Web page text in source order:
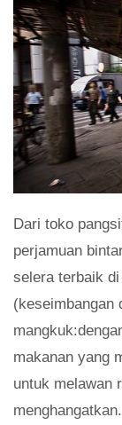
Dari toko
perjamuan
selera terbaik di
(keseimbangan
makanan yang
untuk melawan